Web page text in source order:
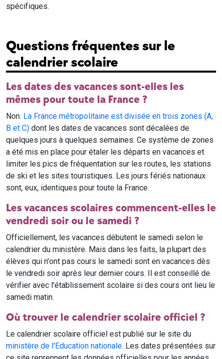
spécifiques.
Questions fréquentes sur le
calendrier scolaire
Les dates des vacances sont-elles les
mêmes pour toute la France ?
Non. La France métropolitaine est divisée en trois zones (A,
B et C) dont les dates de vacances sont décalées de
quelques jours à quelques semaines. Ce système de zones
a été mis en place pour étaler les départs en vacances et
limiter les pics de fréquentation sur les routes, les stations
de ski et les sites touristiques. Les jours fériés nationaux
sont, eux, identiques pour toute la France.
Les vacances scolaires commencent-elles le
vendredi soir ou le samedi ?
Officiellement, les vacances débutent le samedi selon le
calendrier du ministère. Mais dans les faits, la plupart des
élèves qui n'ont pas cours le samedi sont en vacances dès
le vendredi soir après leur dernier cours. Il est conseillé de
vérifier avec l'établissement scolaire si des cours ont lieu le
samedi matin.
Où trouver le calendrier scolaire officiel ?
Le calendrier scolaire officiel est publié sur le site du
ministère de l'Education nationale. Les dates présentées sur